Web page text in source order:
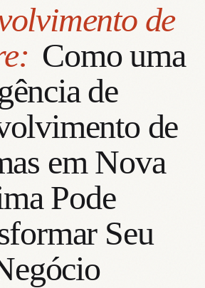
de
Como uma
de
de
em Nova
Pode
Seu